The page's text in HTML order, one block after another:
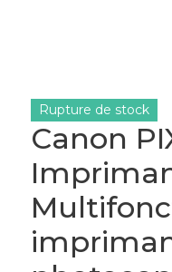
Canon
Rupture de stock